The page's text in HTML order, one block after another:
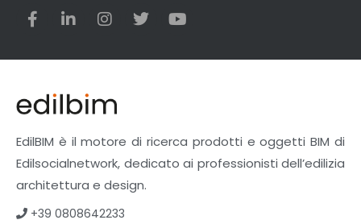
EdilBIM è il motore di ricerca prodotti e oggetti BIM di
Edilsocialnetwork, dedicato ai professionisti dell’edilizia
architettura e design.
+39 0808642233